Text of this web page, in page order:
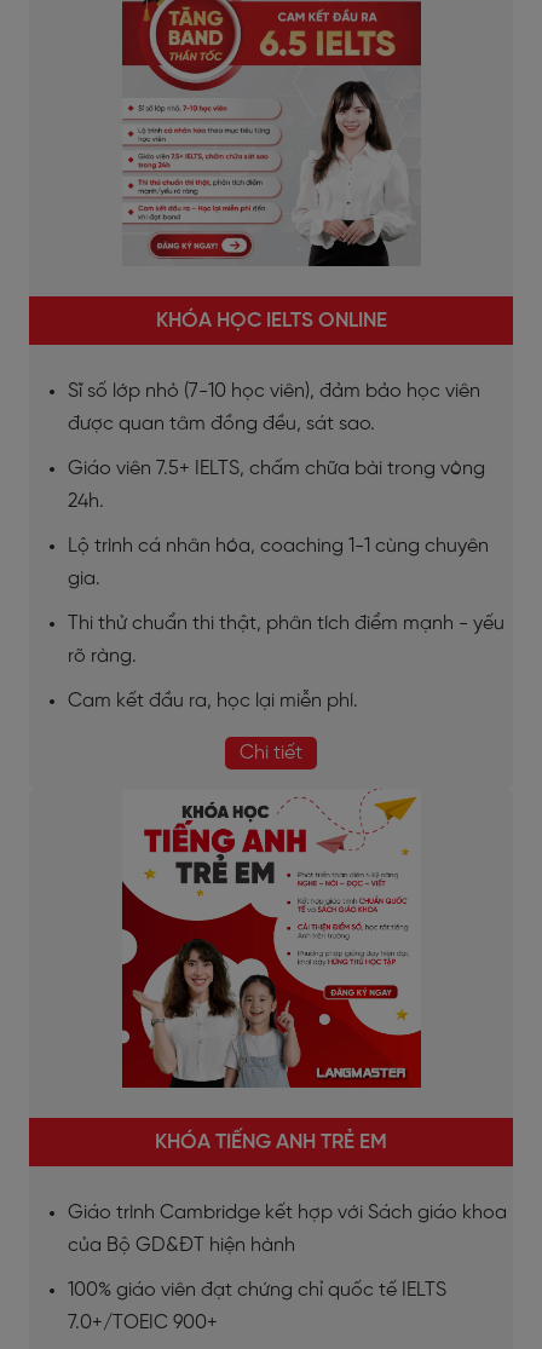
KHÓA HỌC IELTS ONLINE
Sĩ số lớp nhỏ (7-10 học viên), đảm bảo học viên
được quan tâm đồng đều, sát sao.
Giáo viên 7.5+ IELTS, chấm chữa bài trong vòng
24h.
Lộ trình cá nhân hóa, coaching 1-1 cùng chuyên
gia.
Thi thử chuẩn thi thật, phân tích điểm mạnh - yếu
rõ ràng.
Cam kết đầu ra, học lại miễn phí.
Chi tiết
KHÓA TIẾNG ANH TRẺ EM
Giáo trình Cambridge kết hợp với Sách giáo khoa
của Bộ GD&ĐT hiện hành
100% giáo viên đạt chứng chỉ quốc tế IELTS
7.0+/TOEIC 900+